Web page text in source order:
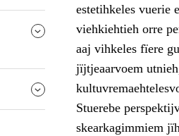
estetihkeles vuerie
viehkiehtieh orre
aaj vihkeles fïere
jïjtjeaarvoem
Stuerebe
skearkagimmiem